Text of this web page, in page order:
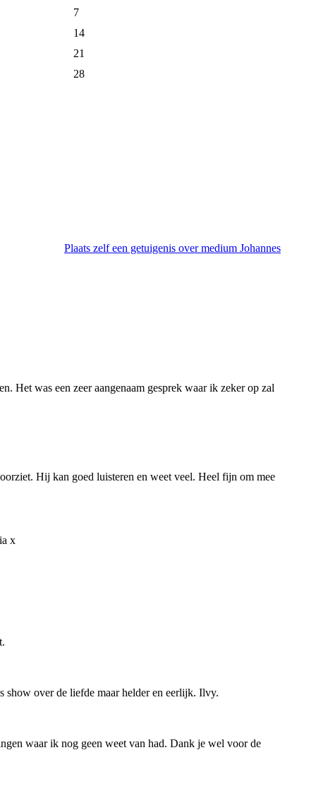
7
14
21
28
Plaats zelf een getuigenis over medium Johannes
Het was een zeer aangenaam gesprek waar ik zeker op zal
Hij kan goed luisteren en weet veel. Heel fijn om mee
x
show over de liefde maar helder en eerlijk. Ilvy.
waar ik nog geen weet van had. Dank je wel voor de